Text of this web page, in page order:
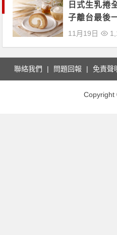
日式生乳捲
子離台最後
奶霜鬆餅、
11月19日
聯絡我們 問題回報 免責聲